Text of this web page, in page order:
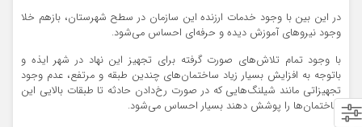
در این بین با وجود خدمات ارزنده این سازمان در سطح شهرستان، بازهم خلا
وجود نیروهای آموزش دیده و حرفه‌ای احساس می‌شود.
با وجود تمام تلاش‌های صورت گرفته برای تجهیز این نهاد در شهر ایذه و
باتوجه به افزایش بسیار زیاد ساختمان‌های چندین طبقه و مرتفع، عدم وجود
تجهیزاتی مانند شیلنگ‌هایی که در صورت رخ‌دادن حادثه تا طبقات بالایی این
ساختمان‌ها را پوشش دهند بسیار احساس می‌شود.